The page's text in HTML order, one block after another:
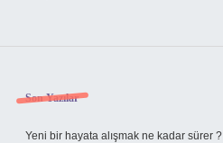
Sidebar
Son Yazılar
Yeni bir hayata alışmak ne kadar sürer ?